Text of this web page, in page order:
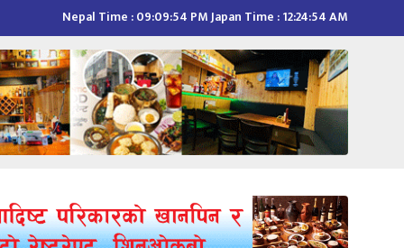
Nepal Time :09:09:55 PMJapan Time :12:24:55 AM